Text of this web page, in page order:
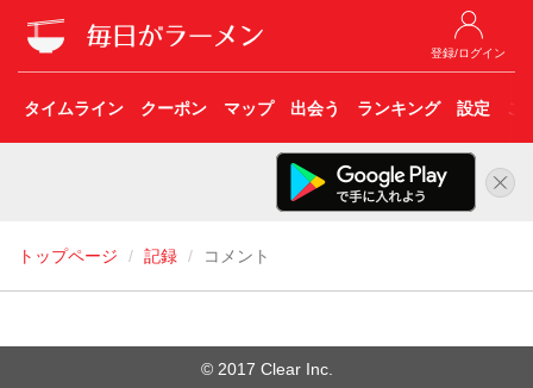
登録/ログイン
タイムライン クーポン マップ 出会う ランキング 設定 こ
トップページ 記録 コメント
© 2017 Clear Inc.